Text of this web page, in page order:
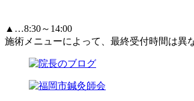
▲…8:30～14:00
施術メニューによって、最終受付時間は異